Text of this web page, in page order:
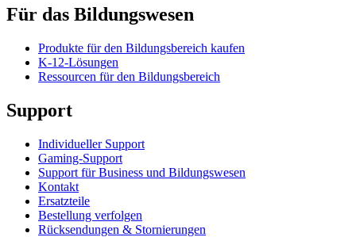
Für das Bildungswesen
Produkte für den Bildungsbereich kaufen
K-12-Lösungen
Ressourcen für den Bildungsbereich
Support
Individueller Support
Gaming-Support
Support für Business und Bildungswesen
Kontakt
Ersatzteile
Bestellung verfolgen
Rücksendungen & Stornierungen